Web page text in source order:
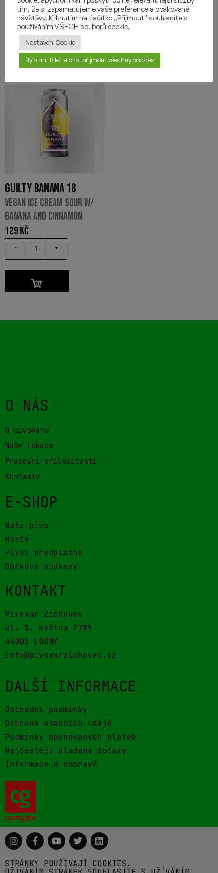
+ - +
GUILTY BANANA 18
VEGAN ICE CREAM SOUR W/
BANANA AND CINNAMON
129Kč
- +
O NÁS
O pivovaru
Naše lokace
Pracovní příležitosti
Kontakty
E-SHOP
Naše piva
Hosté
Pivní předplatné
Dárkové poukazy
KONTAKT
Pivovar Zichovec
ul. 5. května 2789
44001 LOUNY
info@pivovarzichovec.cz
DALŠÍ INFORMACE
Obchodní podmínky
Ochrana osobních údajů
Podmínky opakovaných plateb
Nejčastěji kladené dotazy
Informace o dopravě
STRÁNKY POUŽÍVAJÍ COOKIES.
tím, že si zapamatujeme vaše preference a opakované
návštěvy. Kliknutím na tlačítko „Přijmout“ souhlasíte s
používáním VŠECH souborů cookie.
Nastavení Cookie
Bylo mi 18 let a chci přijmout všechny cookies